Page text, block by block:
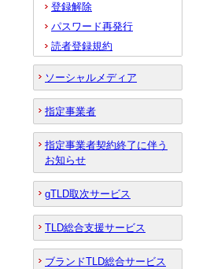
登録解除
パスワード再発行
読者登録規約
ソーシャルメディア
指定事業者
指定事業者契約終了に伴う
お知らせ
gTLD取次サービス
TLD総合支援サービス
ブランドTLD総合サービス